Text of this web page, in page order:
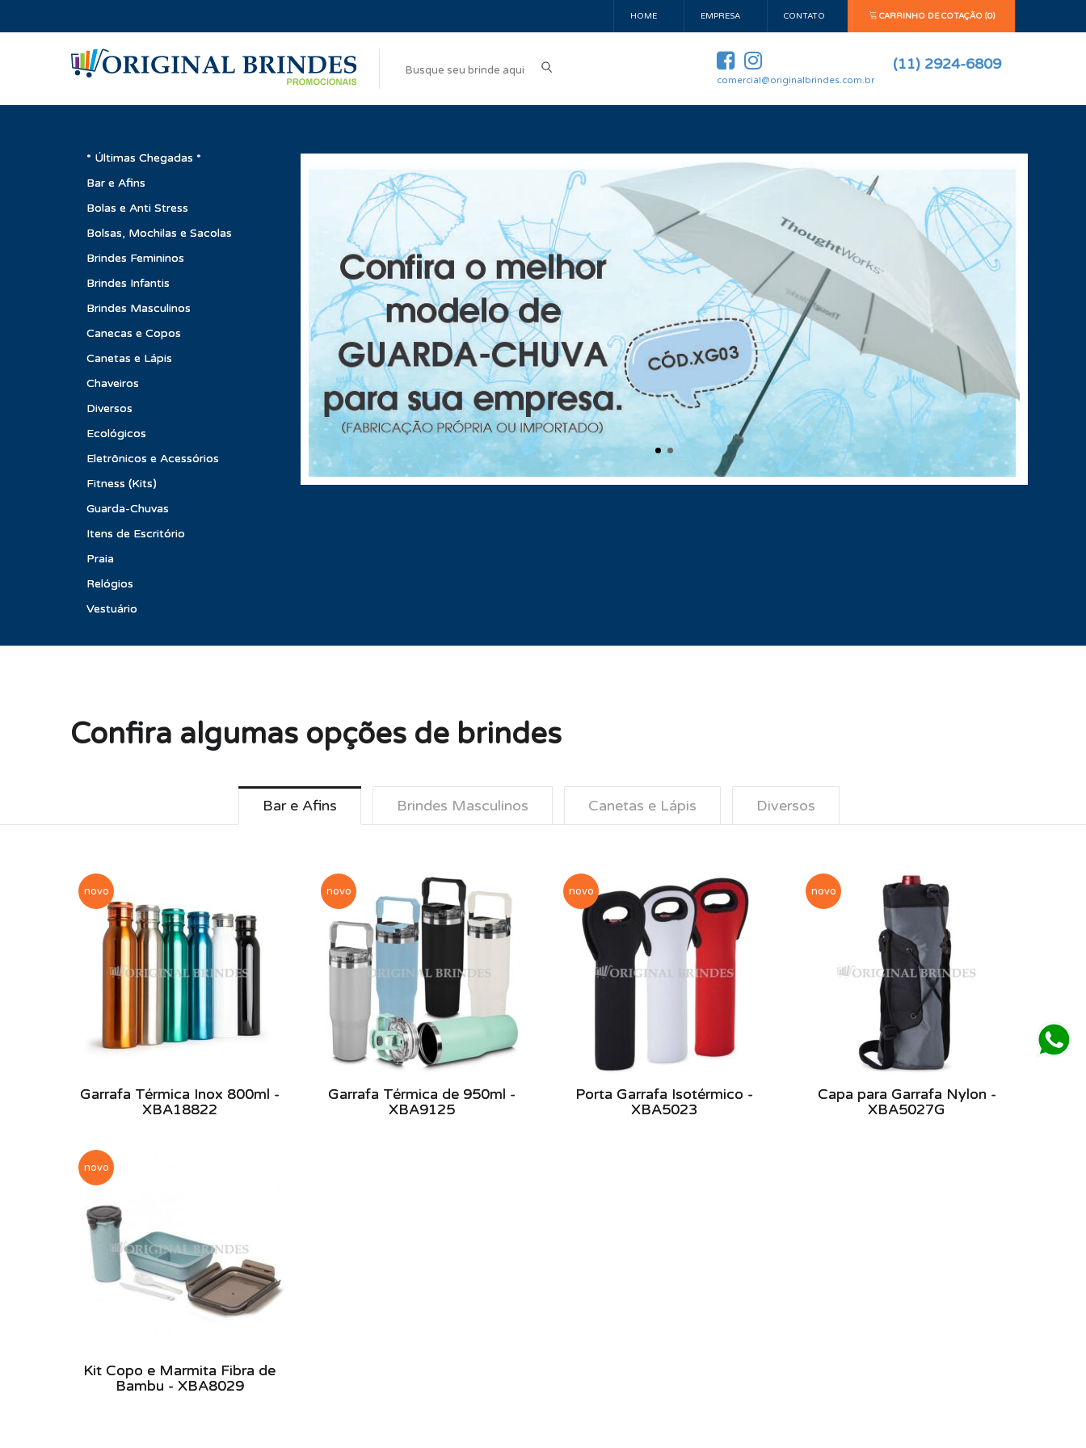
HOME EMPRESA CONTATO CARRINHO DE COTAÇÃO (0)
comercial@originalbrindes.com.br
(11) 2924-6809
* Últimas Chegadas *
Bar e Afins
Bolas e Anti Stress
Bolsas, Mochilas e Sacolas
Brindes Femininos
Brindes Infantis
Brindes Masculinos
Canecas e Copos
Canetas e Lápis
Chaveiros
Diversos
Ecológicos
Eletrônicos e Acessórios
Fitness (Kits)
Guarda-Chuvas
Itens de Escritório
Praia
Relógios
Vestuário
Confira algumas opções de brindes
Bar e Afins Brindes Masculinos Canetas e Lápis Diversos
novo
Garrafa Térmica Inox 800ml -
XBA18822
novo
Garrafa Térmica de 950ml -
XBA9125
novo
Porta Garrafa Isotérmico -
XBA5023
novo
Capa para Garrafa Nylon -
XBA5027G
novo
Kit Copo e Marmita Fibra de
Bambu - XBA8029